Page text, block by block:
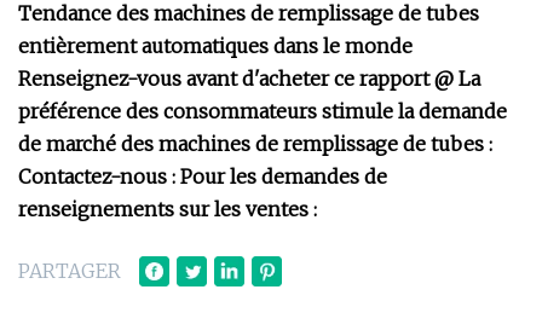
Tendance des machines de remplissage de tubes
entièrement automatiques dans le monde
Renseignez-vous avant d'acheter ce rapport @ La
préférence des consommateurs stimule la demande
de marché des machines de remplissage de tubes :
Contactez-nous : Pour les demandes de
renseignements sur les ventes :
PARTAGER